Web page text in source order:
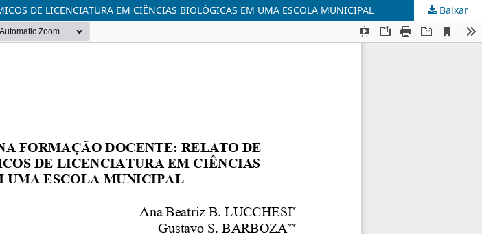
DE LICENCIATURA EM CIÊNCIAS BIOLÓGICAS EM UMA ESCOLA MUNICIPAL Baixar